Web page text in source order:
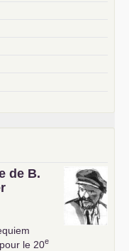
de B.
pour le 20e